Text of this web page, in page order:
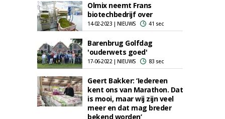
Olmix neemt Frans
biotechbedrijf over
14-02-2023 | NIEUWS 41 sec
Barenbrug Golfdag
'ouderwets goed'
17-06-2022 | NIEUWS 83 sec
Geert Bakker: ‘Iedereen
kent ons van Marathon. Dat
is mooi, maar wij zijn veel
meer en dat mag breder
bekend worden’